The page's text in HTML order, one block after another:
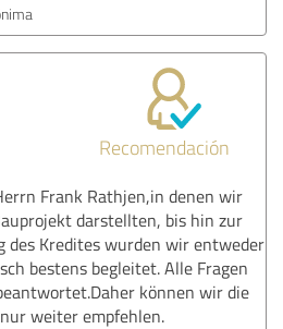
Recomendación
Frank Rathjen,in denen wir
darstellten, bis hin zur
des Kredites wurden wir entweder
bestens begleitet. Alle Fragen
können wir die
weiter empfehlen.